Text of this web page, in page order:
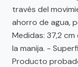
través del
ahorro de agua,
Medidas: 37,2
la manija. -
Producto